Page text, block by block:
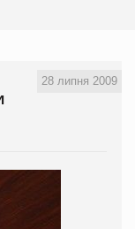
28 липня 2009